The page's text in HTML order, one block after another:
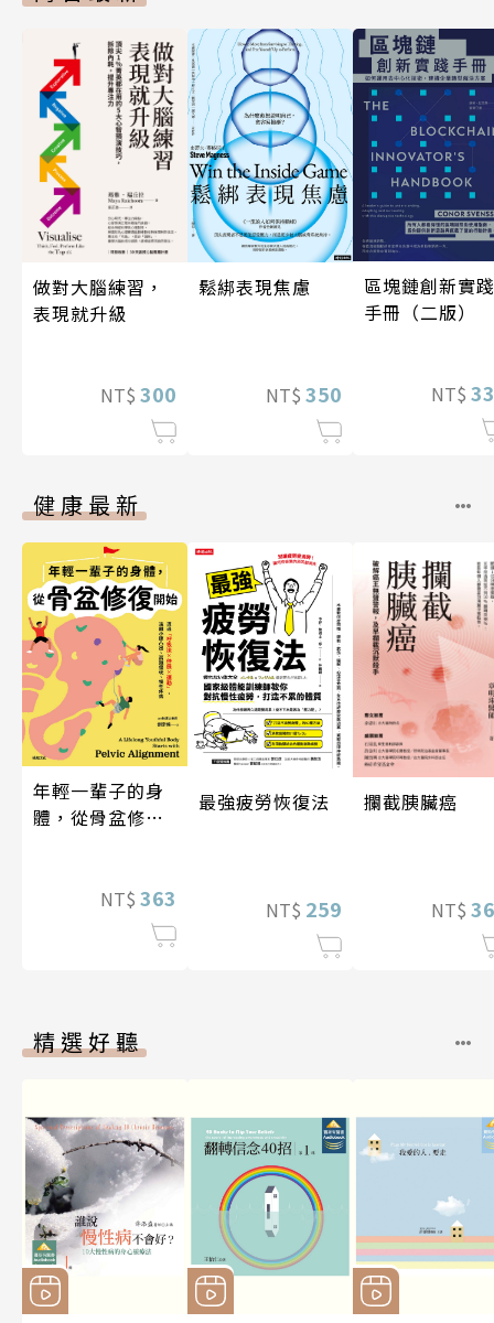
做對大腦練習，
表現就升級
NT$ 300
鬆綁表現焦慮
NT$ 350
區塊鏈創新實踐
手冊（二版）
NT$
健康最新
年輕一輩子的身
體，從骨盆修復
動」，遠離小腹
NT$ 363
最強疲勞恢復法
NT$ 259
攔截胰臟癌
NT$
精選好聽